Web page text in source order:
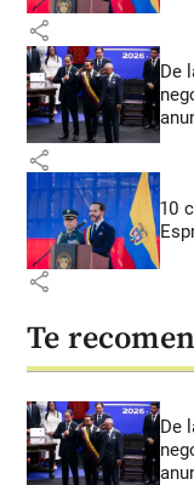
share
De
share
10
share
Te
De